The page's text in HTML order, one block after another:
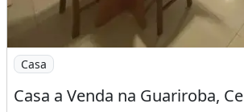
Imagem: Casa a Venda na Guariroba,
Casa
Casa a Venda na Guariroba,